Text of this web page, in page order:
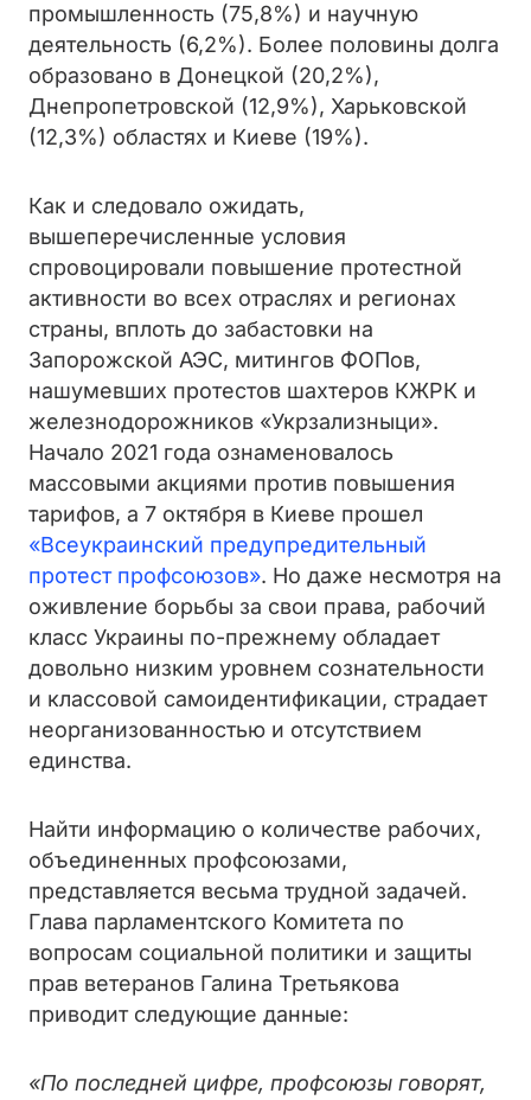
промышленность (75,8%) и научную
деятельность (6,2%). Более половины долга
образовано в Донецкой (20,2%),
Днепропетровской (12,9%), Харьковской
(12,3%) областях и Киеве (19%).
Как и следовало ожидать,
вышеперечисленные условия
спровоцировали повышение протестной
активности во всех отраслях и регионах
страны, вплоть до забастовки на
Запорожской АЭС, митингов ФОПов,
нашумевших протестов шахтеров КЖРК и
железнодорожников «Укрзализныци».
Начало 2021 года ознаменовалось
массовыми акциями против повышения
тарифов, а 7 октября в Киеве прошел
«Всеукраинский предупредительный
протест профсоюзов». Но даже несмотря на
оживление борьбы за свои права, рабочий
класс Украины по-прежнему обладает
довольно низким уровнем сознательности
и классовой самоидентификации, страдает
неорганизованностью и отсутствием
единства.
Найти информацию о количестве рабочих,
объединенных профсоюзами,
представляется весьма трудной задачей.
Глава парламентского Комитета по
вопросам социальной политики и защиты
прав ветеранов Галина Третьякова
приводит следующие данные:
«По последней цифре, профсоюзы говорят,